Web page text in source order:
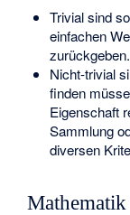
Trivial sind
einfachen
zurückgeben.
Nicht-trivial
finden
Eigenschaft
Sammlung
diversen
Mathematik